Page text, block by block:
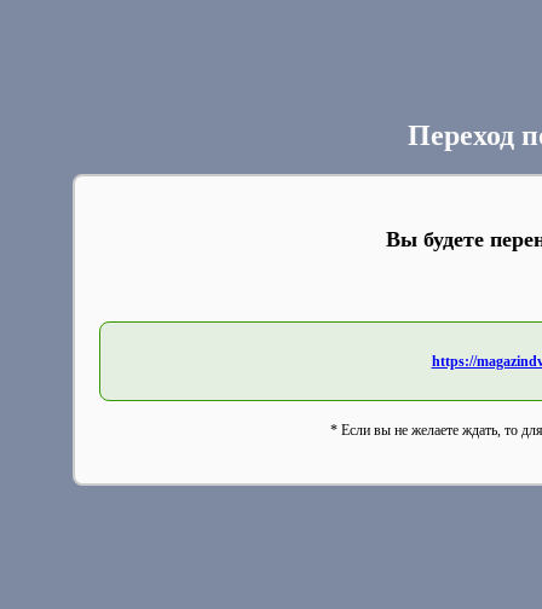
Переход
Вы будете
https://
* Если вы не желаете ждать, то